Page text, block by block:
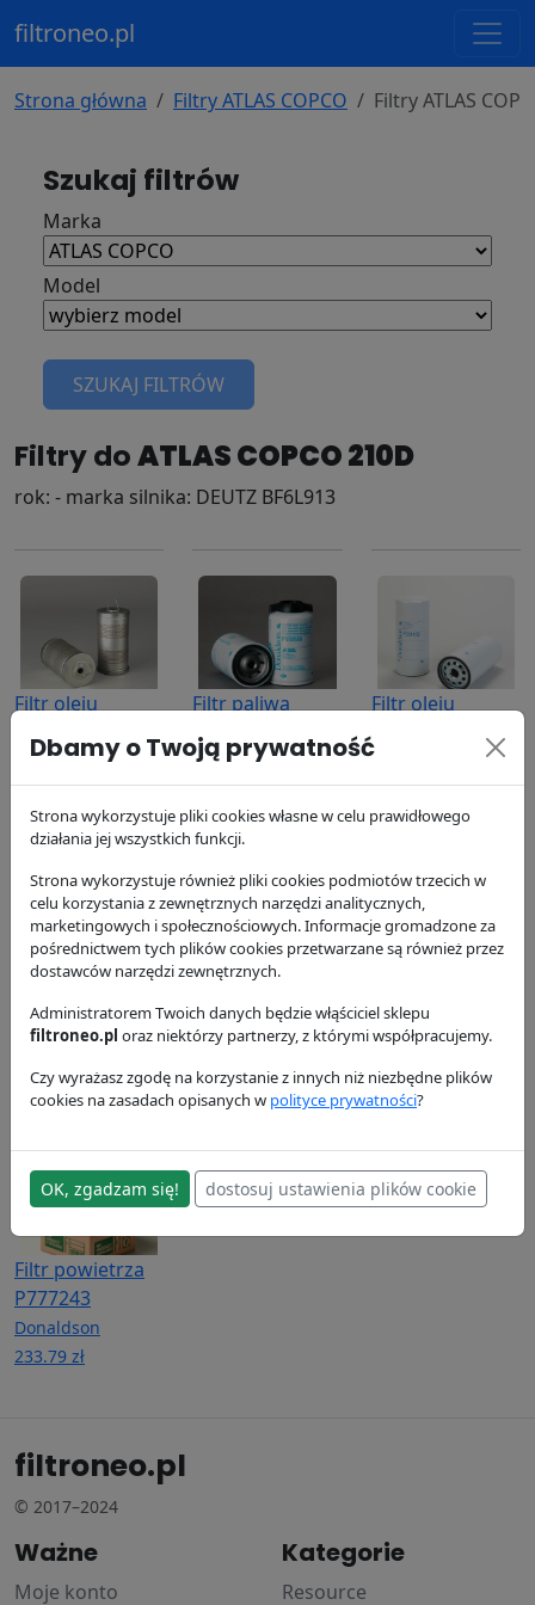
filtroneo.pl
Strona główna Filtry ATLAS COPCO Filtry ATLAS
Szukaj filtrów
Marka
Model
SZUKAJ FILTRÓW
Filtry doATLAS COPCO 210D
rok: - marka silnika: DEUTZ BF6L913
Filtr oleju
Donaldson
78.08 zł
Filtr paliwa
P550588
Donaldson
37.93 zł
Filtr oleju
P551102
Donaldson
99.54 zł
P553771
Donaldson
42.84 zł
Filtr powietrza
P771508
Donaldson
152.4 zł
P776696
Donaldson
114.49 zł
Filtr powietrza
P777243
Donaldson
233.79 zł
filtroneo.pl
© 2017–2024
Ważne
Moje konto
Kategorie
Resource
Dbamy o Twoją prywatność
Strona wykorzystuje pliki cookies własne w celu prawidłowego
działania jej wszystkich funkcji.
Strona wykorzystuje również pliki cookies podmiotów trzecich w
celu korzystania z zewnętrznych narzędzi analitycznych,
marketingowych i społecznościowych. Informacje gromadzone za
pośrednictwem tych plików cookies przetwarzane są również przez
dostawców narzędzi zewnętrznych.
Administratorem Twoich danych będzie włąściciel sklepu
filtroneo.pl oraz niektórzy partnerzy, z którymi współpracujemy.
Czy wyrażasz zgodę na korzystanie z innych niż niezbędne plików
cookies na zasadach opisanych w polityce prywatności?
OK, zgadzam się! dostosuj ustawienia plików cookie